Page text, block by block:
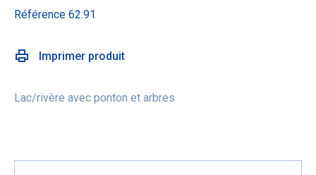
Référence 62.91
Imprimer produit
Lac/rivère avec ponton et arbres